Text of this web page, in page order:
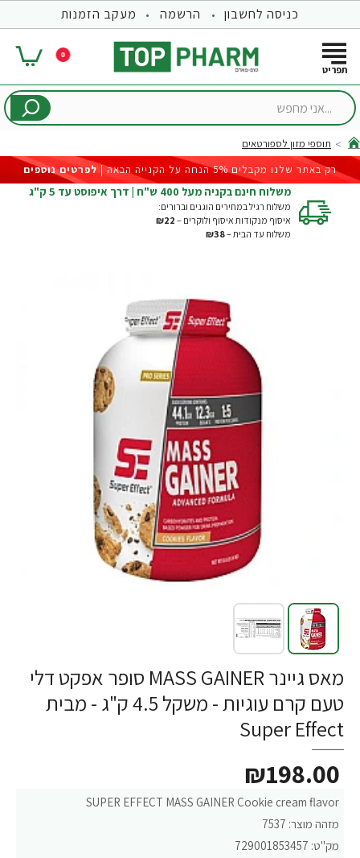
כניסה לחשבון הרשמה מעקב הזמנות
0
...אני
home
תוספי מזון לספורטאים
רק באתר שלנו מקבלים 5% הנחה על הקנייה הבאה |
לפרטים נוספים
משלוח חינם בקניה מעל 400 ש"ח | דרך איפוסט עד 5 ק"ג
משלוח רגיל במחירים הוגנים וברורים:
איסוף מנקודות איסוף ולוקרים – ₪22
משלוח עד הבית –₪38
מאס גיינר MASS GAINER סופר אפקט דלי
טעם קרם עוגיות - משקל 4.5 ק"ג - מבית
Super Effect
SUPER EFFECT MASS GAINER Cookie cream flavor
מזהה מוצר: 7537
מק"ט: 729001853457
₪198.00